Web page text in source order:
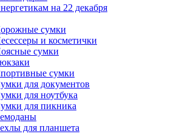
на 22 декабря
сумки
и косметички
сумки
сумки
для документов
для ноутбука
для пикника
для планшета